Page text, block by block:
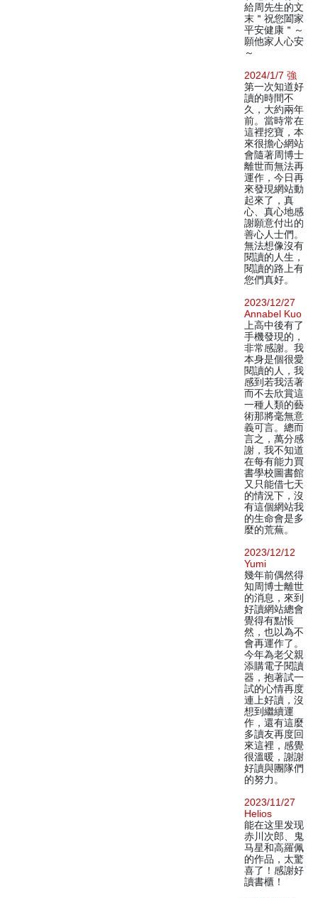
給周先生的文
末＂祝您闔家
平安健康＂～
願他家人心安
～
2024/1/7 強
第一次知道好
讀的時間不
久，大約兩年
前。當時常在
這裡挖寶，本
來很擔心網站
會隨著周博士
離世而無法再
運作，今日再
來發現網站動
起來了，真
心、真心地感
謝願意付出的
善心人士們。
無法想像沒有
閱讀的人生，
閱讀的路上有
您們真好。
2023/12/27
Annabel Kuo
上高中後有了
手機發現的，
非常感謝。我
本身是個很愛
閱讀的人，我
感到若我活著
而不去欣賞這
一種人類的藝
術那將毫無意
義可言。總而
言之，萬分感
謝，我不知道
在每有能力買
書學校圖書館
又只能借七天
的情況下，沒
有這個網站我
的生命會是多
麼的荒蕪。
2023/12/12
Yumi
幾年前偶然得
知周博士離世
的消息，來到
好讀網站總會
覺得有點悵
然，也以為不
會再運作了。
今年為老父親
添購電子閱讀
器，抱著試一
試的心情再度
連上好讀，沒
想到繼續運
作，還有這麼
多讀友再度回
來這裡，感覺
很溫暖，謝謝
好讀與團隊們
的努力。
2023/11/27
Helios
能在这里发现
赤川次郎、鬼
马星和高羅佩
的作品，太驚
喜了！感謝好
讀書櫃！